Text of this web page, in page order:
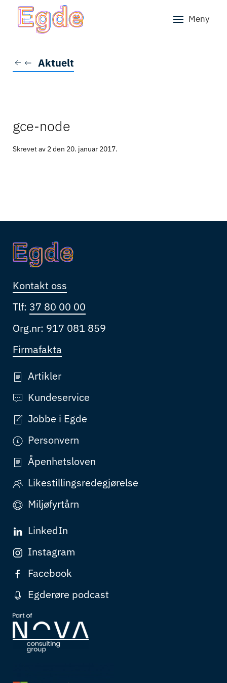
Skip to main content Meny
Aktuelt
gce-node
Skrevet av 2 den 20. januar 2017.
Kontakt oss
Tlf: 37 80 00 00
Org.nr: 917 081 859
Firmafakta
Artikler
Kundeservice
Jobbe i Egde
Personvern
Åpenhetsloven
Likestillingsredegjørelse
Miljøfyrtårn
LinkedIn
Instagram
Facebook
Egderøre podcast